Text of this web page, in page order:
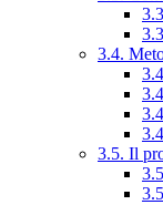
3.4.
3.5. Il